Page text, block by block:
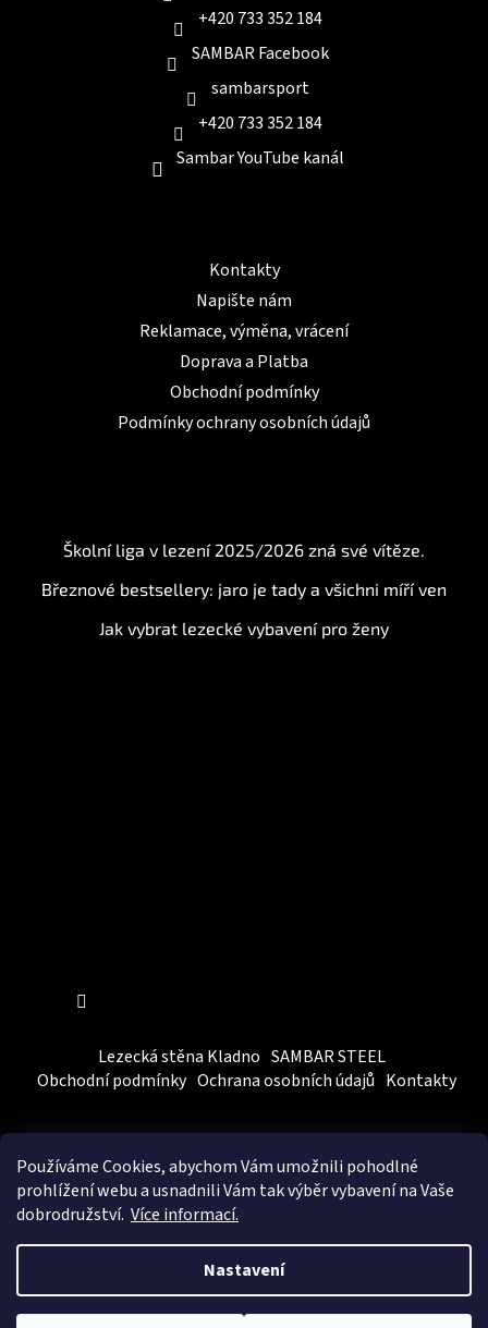
Používáme Cookies, abychom Vámumožnili pohodlné
prohlížení webu a usnadnili Vám tak výběr vybavení na Vaše
dobrodružství. Více informací.
Nastavení
+420 733 352 184
SAMBAR Facebook
sambarsport
+420 733 352 184
Sambar YouTube kanál
Kontakty
Napište nám
Reklamace, výměna, vrácení
Doprava a Platba
Obchodní podmínky
Podmínky ochrany osobních údajů
Školní liga v lezení 2025/2026 zná své vítěze.
Březnové bestsellery: jaro je tady a všichni míří ven
Jak vybrat lezecké vybavení pro ženy
Lezecká stěna Kladno SAMBAR STEEL
Obchodní podmínky Ochrana osobních údajů Kontakty
Vytvořil Shoptet
&BEOM.cz
Copyright 2026SAMBARSPORT. Všechna práva vyhrazena.